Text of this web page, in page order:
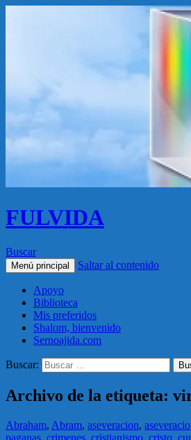
FULVIDA
Buscar
Menú principal Saltar al contenido
Apoyo
Biblioteca
Mis preferidos
Shalom, bienvenido
Sernoajida.com
Buscar:
Archivo de la etiqueta:
Abraham, Abram, aseveracion,
paganas, crimenes, cristianismo, cristo,